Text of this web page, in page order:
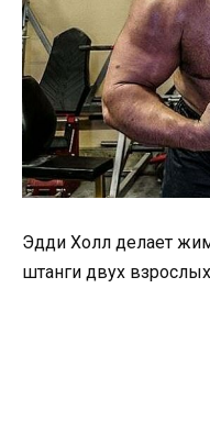
Эдди Холл делает
штанги двух